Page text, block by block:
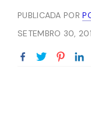
PUBLICADA POR
SETEMBRO 30,